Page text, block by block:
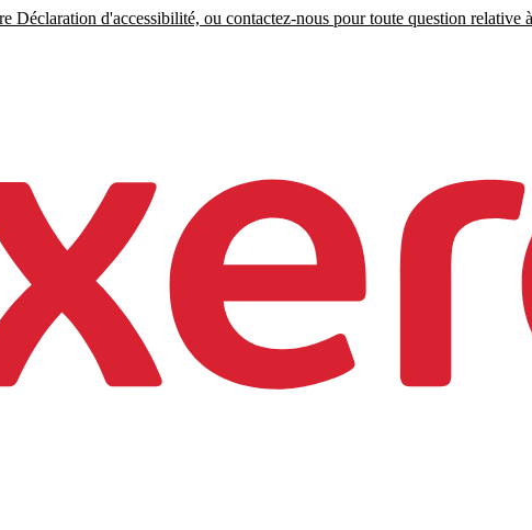
Déclaration d'accessibilité, ou contactez-nous pour toute question relative